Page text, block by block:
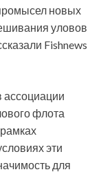
новых
уловов
Fishnews
ассоциации
флота
эти
для